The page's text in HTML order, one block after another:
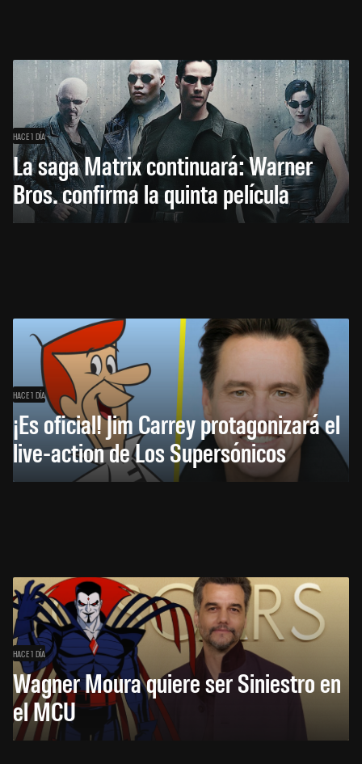
HACE 1 DÍA
La saga Matrix continuará: Warner
Bros. confirma la quinta película
HACE 1 DÍA
¡Es oficial! Jim Carrey protagonizará el
live-action de Los Supersónicos
HACE 1 DÍA
Wagner Moura quiere ser Siniestro en
el MCU